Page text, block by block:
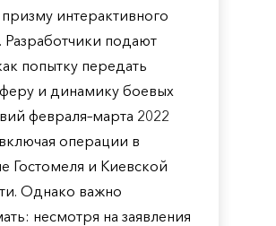
интерактивного
Разработчики подают
попытку передать
и динамику боевых
февраля–марта 2022
операции в
Гостомеля и Киевской
Однако важно
несмотря на заявления